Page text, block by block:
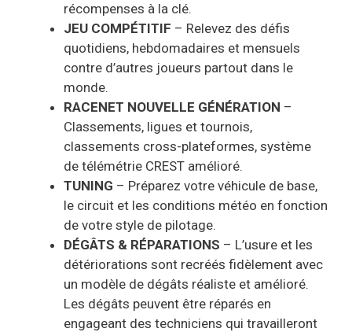
récompenses à la clé.
JEU COMPÉTITIF – Relevez des défis
quotidiens, hebdomadaires et mensuels
contre d’autres joueurs partout dans le
monde.
RACENET NOUVELLE GÉNÉRATION –
Classements, ligues et tournois,
classements cross-plateformes, système
de télémétrie CREST amélioré.
TUNING – Préparez votre véhicule de base,
le circuit et les conditions météo en fonction
de votre style de pilotage.
DÉGÂTS & RÉPARATIONS – L’usure et les
détériorations sont recréés fidèlement avec
un modèle de dégâts réaliste et amélioré.
Les dégâts peuvent être réparés en
engageant des techniciens qui travailleront